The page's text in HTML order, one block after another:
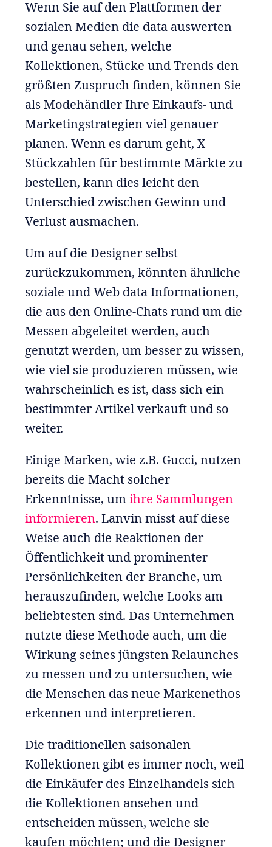
Wenn Sie auf den Plattformen der
sozialen Medien die data auswerten
und genau sehen, welche
Kollektionen, Stücke und Trends den
größten Zuspruch finden, können Sie
als Modehändler Ihre Einkaufs- und
Marketingstrategien viel genauer
planen. Wenn es darum geht, X
Stückzahlen für bestimmte Märkte zu
bestellen, kann dies leicht den
Unterschied zwischen Gewinn und
Verlust ausmachen.
Um auf die Designer selbst
zurückzukommen, könnten ähnliche
soziale und Web data Informationen,
die aus den Online-Chats rund um die
Messen abgeleitet werden, auch
genutzt werden, um besser zu wissen,
wie viel sie produzieren müssen, wie
wahrscheinlich es ist, dass sich ein
bestimmter Artikel verkauft und so
weiter.
Einige Marken, wie z.B. Gucci, nutzen
bereits die Macht solcher
Erkenntnisse, umihre Sammlungen
informieren. Lanvin misst auf diese
Weise auch die Reaktionen der
Öffentlichkeit und prominenter
Persönlichkeiten der Branche, um
herauszufinden, welche Looks am
beliebtesten sind. Das Unternehmen
nutzte diese Methode auch, um die
Wirkung seines jüngsten Relaunches
zu messen und zu untersuchen, wie
die Menschen das neue Markenethos
erkennen und interpretieren.
Die traditionellen saisonalen
Kollektionen gibt es immer noch, weil
die Einkäufer des Einzelhandels sich
die Kollektionen ansehen und
entscheiden müssen, welche sie
kaufen möchten; und die Designer